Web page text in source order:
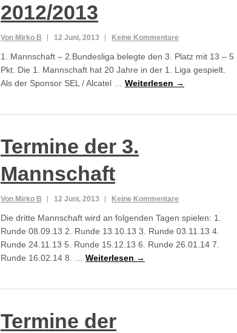
2012/2013
Von Mirko B 12 Juni, 2013 Keine Kommentare
1. Mannschaft – 2.Bundesliga belegte den 3. Platz mit 13 – 5
Pkt. Die 1. Mannschaft hat 20 Jahre in der 1. Liga gespielt.
Als der Sponsor SEL / Alcatel … Weiterlesen →
Termine der 3.
Mannschaft
Von Mirko B 12 Juni, 2013 Keine Kommentare
Die dritte Mannschaft wird an folgenden Tagen spielen: 1.
Runde 08.09.13 2. Runde 13.10.13 3. Runde 03.11.13 4.
Runde 24.11.13 5. Runde 15.12.13 6. Runde 26.01.14 7.
Runde 16.02.14 8. … Weiterlesen →
Termine der